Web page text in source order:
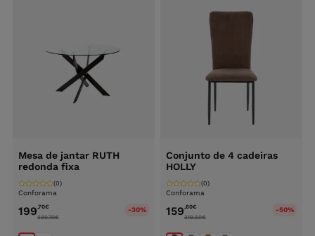
Mesa de jantar RUTH
redonda fixa
Conforama
(0)
199,70€
289.70€
-30%
Conjunto de 4 cadeiras
HOLLY
Conforama
(0)
159,60€
319.60€
-50%